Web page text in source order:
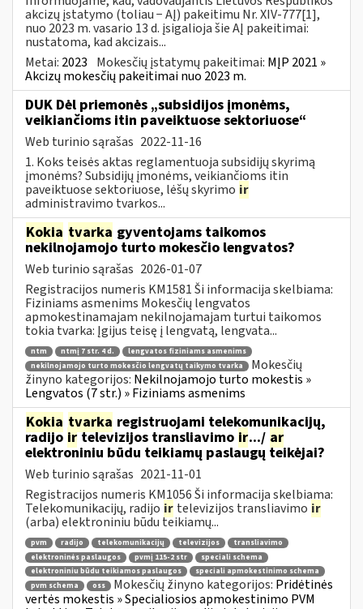
akcizų įstatymo (toliau − AĮ) pakeitimu Nr. XIV-777[1],
nuo 2023 m. vasario 13 d. įsigalioja šie AĮ pakeitimai:
nustatoma, kad akcizais...
Metai: 2023 Mokesčių įstatymų pakeitimai: MĮP 2021 »
Akcizų mokesčių pakeitimai nuo 2023 m.
DUK Dėl priemonės „subsidijos įmonėms,
veikiančioms itin paveiktuose sektoriuose“
Web turinio sąrašas 2022-11-16
1. Koks teisės aktas reglamentuoja subsidijų skyrimą
įmonėms? Subsidijų įmonėms, veikiančioms itin
paveiktuose sektoriuose, lėšų skyrimo ir
administravimo tvarkos...
Kokia tvarka gyventojams taikomos
nekilnojamojo turto mokesčio lengvatos?
Web turinio sąrašas 2026-01-07
Registracijos numeris KM1581 Ši informacija skelbiama:
Fiziniams asmenims Mokesčių lengvatos
apmokestinamajam nekilnojamajam turtui taikomos
tokia tvarka: Įgijus teisę į lengvatą, lengvata...
ntm ntmį 7 str. 4 d.
lengvatos fiziniams asmenims
nekilnojamojo turto mokesčio lengvatų taikymo tvarka
Mokesčių
žinyno kategorijos: Nekilnojamojo turto mokestis »
Lengvatos (7 str.) » Fiziniams asmenims
Kokia tvarka registruojami telekomunikacijų,
radijo irtelevizijos transliavimo ir.../ ar
elektroniniu būdu teikiamų paslaugų teikėjai?
Web turinio sąrašas 2021-11-01
Registracijos numeris KM1056 Ši informacija skelbiama:
Telekomunikacijų, radijo ir televizijos transliavimo ir
(arba) elektroniniu būdu teikiamų...
pvm radijo telekomunikacijų televizijos
transliavimo
elektroninės paslaugos
pvmį 115-2 str
speciali schema
elektroniniu būdu teikiamos paslaugos
speciali apmokestinimo schema
pvm schema
oss Mokesčių žinyno kategorijos: Pridėtinės
vertės mokestis » Specialiosios apmokestinimo PVM